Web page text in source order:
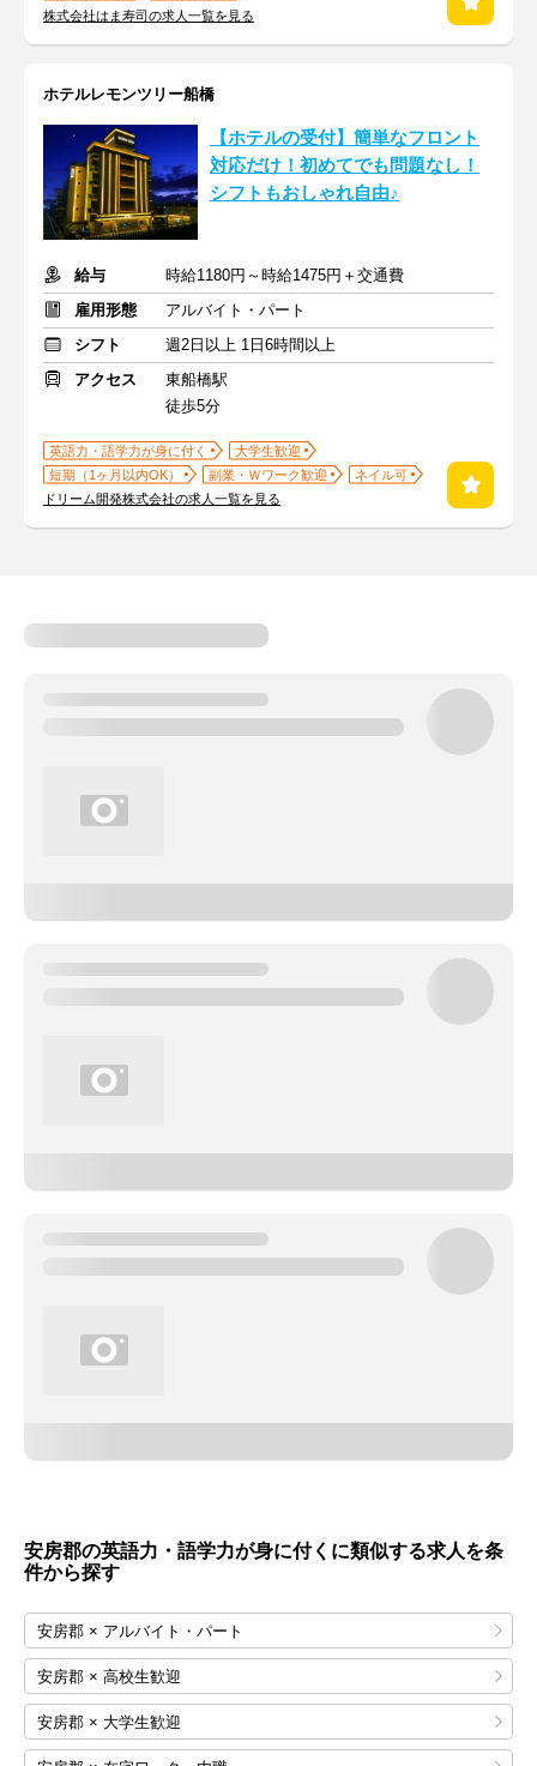
株式会社はま寿司の求人一覧を見る
ホテルレモンツリー船橋
【ホテルの受付】簡単なフロント
対応だけ！初めてでも問題なし！
シフトもおしゃれ自由♪
給与
時給1180円～時給1475円＋交通費
雇用形態
アルバイト・パート
シフト
週2日以上 1日6時間以上
アクセス
東船橋駅
徒歩5分
英語力・語学力が身に付く
大学生歓迎
短期（1ヶ月以内OK）
副業・Ｗワーク歓迎
ネイル可
ドリーム開発株式会社の求人一覧を見る
安房郡の英語力・語学力が身に付くに類似する求人を条
件から探す
安房郡 × アルバイト・パート
安房郡 × 高校生歓迎
安房郡 × 大学生歓迎